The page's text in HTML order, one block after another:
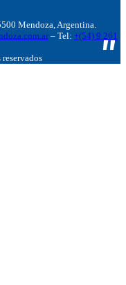
Mendoza, Argentina.
– Tel: +(54) 9 261